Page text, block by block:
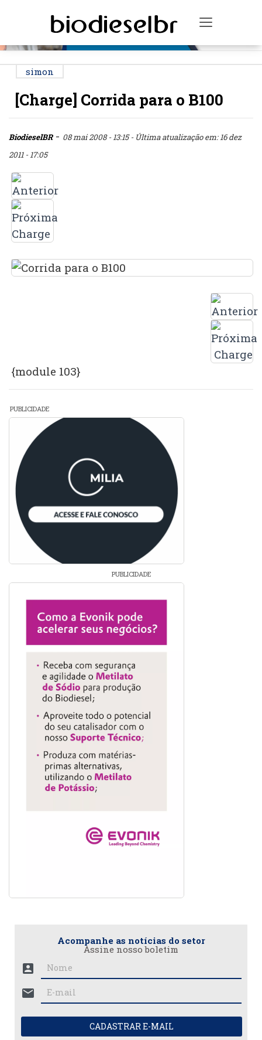
Toggle
simon
[Charge] Corrida para o B100
BiodieselBR- 08 mai 2008 - 13:15- Última atualização em: 16 dez
2011 - 17:05
{module 103}
PUBLICIDADE
PUBLICIDADE
Acompanhe as notícias do setor
Assine nosso boletim
account_box
mail
CADASTRAR E-MAIL